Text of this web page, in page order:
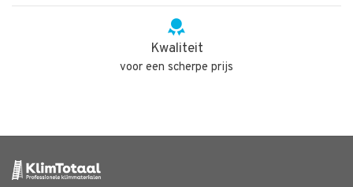
Kwaliteit
voor een scherpe prijs